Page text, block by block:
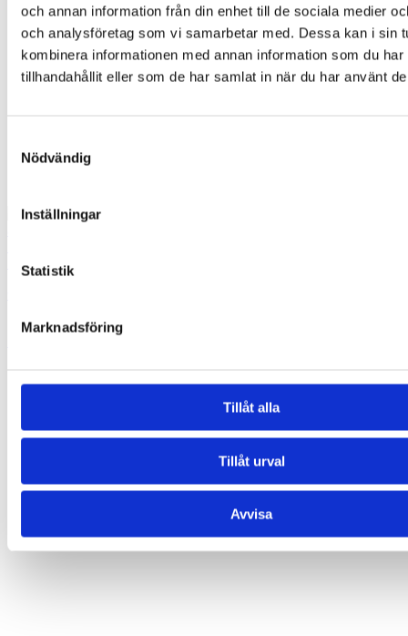
och annan information från din enhet till de sociala medier
och analysföretag som vi samarbetar med. Dessa kan i sin
kombinera informationen med annan information som du har
tillhandahållit eller som de har samlat in när du har använt
Nödvändig
Inställningar
Statistik
Marknadsföring
Tillåt alla
Tillåt urval
Avvisa
189,00kr